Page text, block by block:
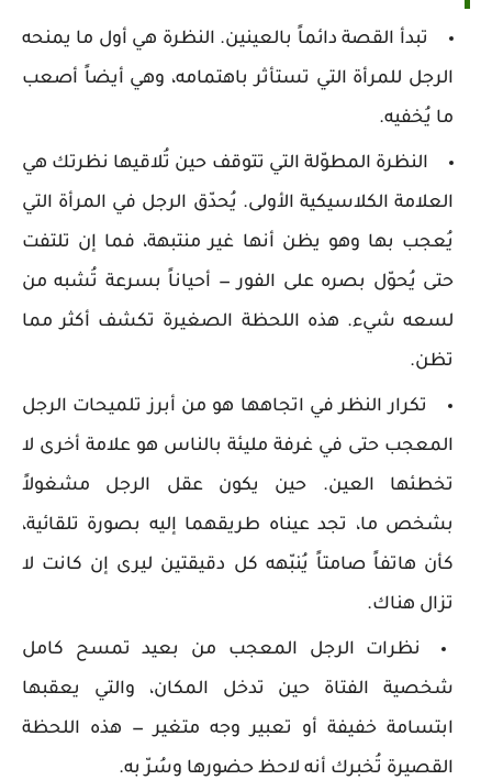
تبدأ القصة دائماً بالعينين. النظرة هي أول ما يمنحه
الرجل للمرأة التي تستأثر باهتمامه، وهي أيضاً أصعب
ما يُخفيه.
النظرة المطوّلة التي تتوقف حين تُلاقيها نظرتك هي
العلامة الكلاسيكية الأولى. يُحدّق الرجل في المرأة التي
يُعجب بها وهو يظن أنها غير منتبهة، فما إن تلتفت
حتى يُحوّل بصره على الفور — أحياناً بسرعة تُشبه من
لسعه شيء. هذه اللحظة الصغيرة تكشف أكثر مما
تظن.
تكرار النظر في اتجاهها هو من أبرز تلميحات الرجل
المعجب حتى في غرفة مليئة بالناس هو علامة أخرى لا
تخطئها العين. حين يكون عقل الرجل مشغولاً
بشخص ما، تجد عيناه طريقهما إليه بصورة تلقائية،
كأن هاتفاً صامتاً يُنبّهه كل دقيقتين ليرى إن كانت لا
تزال هناك.
نظرات الرجل المعجب من بعيد تمسح كامل
شخصية الفتاة حين تدخل المكان، والتي يعقبها
ابتسامة خفيفة أو تعبير وجه متغير — هذه اللحظة
القصيرة تُخبرك أنه لاحظ حضورها وسُرّ به.